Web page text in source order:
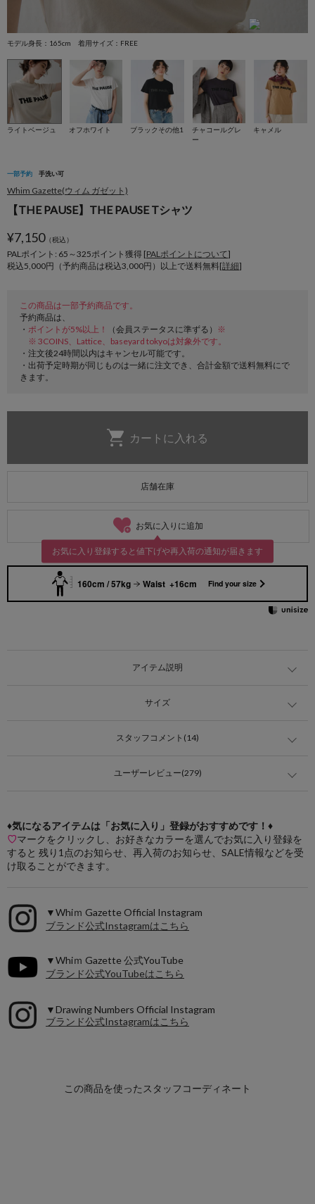
モデル身長：165cm 着用サイズ：FREE
ライトベージュ オフホワイト ブラックその他1
チャコールグレ
ー
キャメル
一部予約 手洗い可
Whim Gazette(ウィム ガゼット)
【THE PAUSE】THE PAUSE Tシャツ
¥7,150（税込）
PALポイント: 65 ～325ポイント獲得 [PALポイントについて]
税込5,000円（予約商品は税込3,000円）以上で送料無料[詳細]
この商品は一部予約商品です。
予約商品は、
・ ポイントが5%以上！ （会員ステータスに準ずる）
※
※ 3COINS、Lattice、baseyard tokyoは対象外です。
・注文後24時間以内はキャンセル可能です。
・出荷予定時期が同じものは一緒に注文でき、合計金額で送料無料にで
きます。
店舗在庫
お気に入りに追加
お気に入り登録すると値下げや再入荷の通知が届きます
160cm / 57kg Waist +16cm Find your size
アイテム説明
サイズ
スタッフコメント(14)
ユーザーレビュー(279)
♦気になるアイテムは「お気に入り」登録がおすすめです！♦
♡マークをクリックし、お好きなカラーを選んでお気に入り登録を
すると 残り1点のお知らせ、再入荷のお知らせ、SALE情報などを受
け取ることができます。
▼Whiｍ Gazette Official Instagram
ブランド公式Instagramはこちら
▼Whiｍ Gazette 公式YouTube
ブランド公式YouTubeはこちら
▼Drawing Numbers Official Instagram
ブランド公式Instagramはこちら